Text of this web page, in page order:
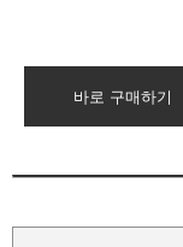
바로 구매하기